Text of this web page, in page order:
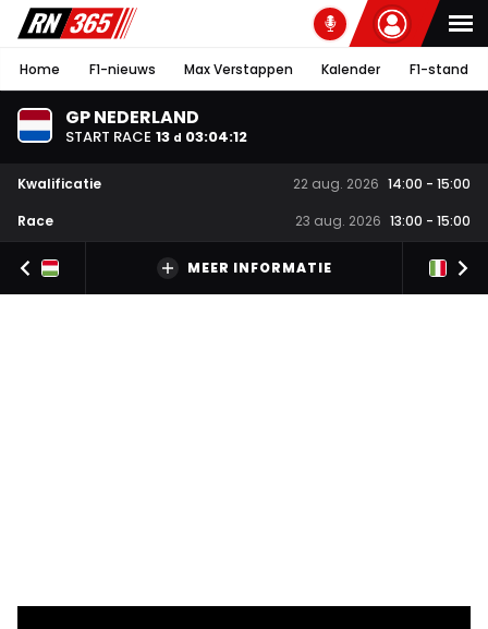
Home F1-nieuws Max Verstappen Kalender F1-stand
GP NEDERLAND
START RACE 13 d 03:04:12
Kwalificatie 22 aug. 2026 14:00 - 15:00
Race
23 aug. 2026 13:00 - 15:00
MEER INFORMATIE